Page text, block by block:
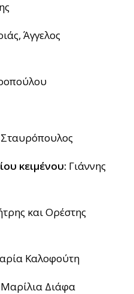
Άγγελος
κειμένου: Γιάννης
και Ορέστης
Καλοφούτη
Μαρίλια Διάφα